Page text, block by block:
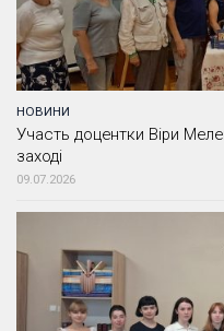
НОВИНИ
Участь доцентки Віри
заході
09.07.2026